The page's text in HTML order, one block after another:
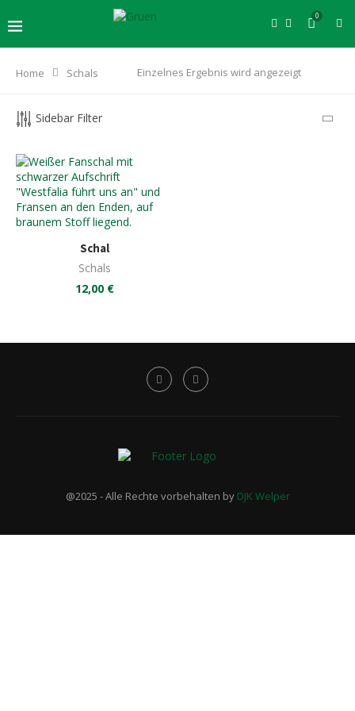
0
Home Schals Einzelnes Ergebnis wird angezeigt
Sidebar Filter
Schal
Schals
12,00 €
@2025 - Alle Rechte vorbehalten by DJK Welper